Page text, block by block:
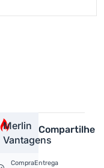
Compartilhe
Merlin
Vantagens
CompraEntrega